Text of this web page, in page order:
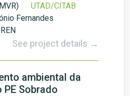
UTAD/CITAB
Fernandes
See project details →
ambiental da
Sobrado